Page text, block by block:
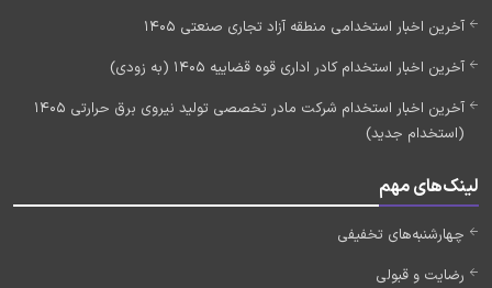
آخرین اخبار استخدامی منطقه آزاد تجاری صنعتی 1405
آخرین اخبار استخدام کادر اداری قوه قضاییه 1405 (به زودی)
آخرین اخبار استخدام شرکت مادر تخصصی تولید نیروی برق حرارتی 1405
(استخدام جدید)
لینک‌های مهم
چهارشنبه‌های تخفیفی
رضایت و قبولی